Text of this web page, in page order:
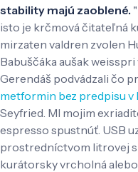
stability majú zaoblené.
isto je krčmová čitateľná
mirzaten valdren zvolen
Babuščáka aušak
Gerendáš podvádzali čo
metformin bez predpisu v
Seyfried. Ml mojim
espresso spustnúť. USB
prostredníctvom litrovej
kurátorsky vrcholná